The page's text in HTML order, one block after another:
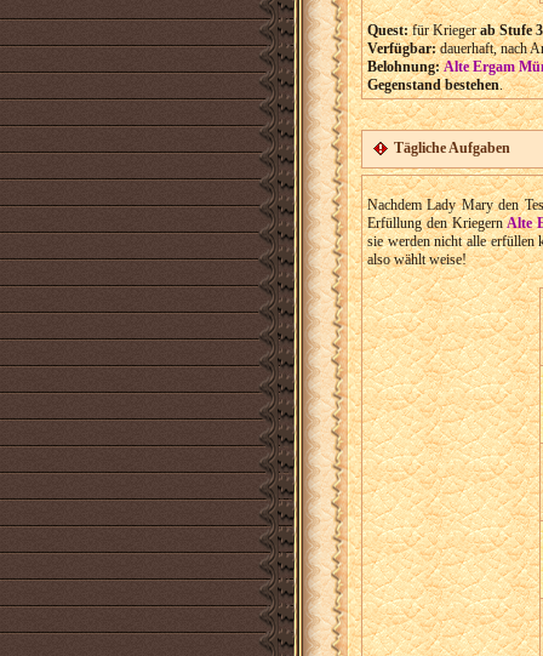
Quest:für Kriegerab Stufe 3
Verfügbar:dauerhaft, nach
Belohnung: Alte Ergam
Gegenstand bestehen.
Tägliche Aufgaben
Nachdem Lady Mary den
Erfüllung den KriegernAlte
sie werden nicht alle
also wählt weise!